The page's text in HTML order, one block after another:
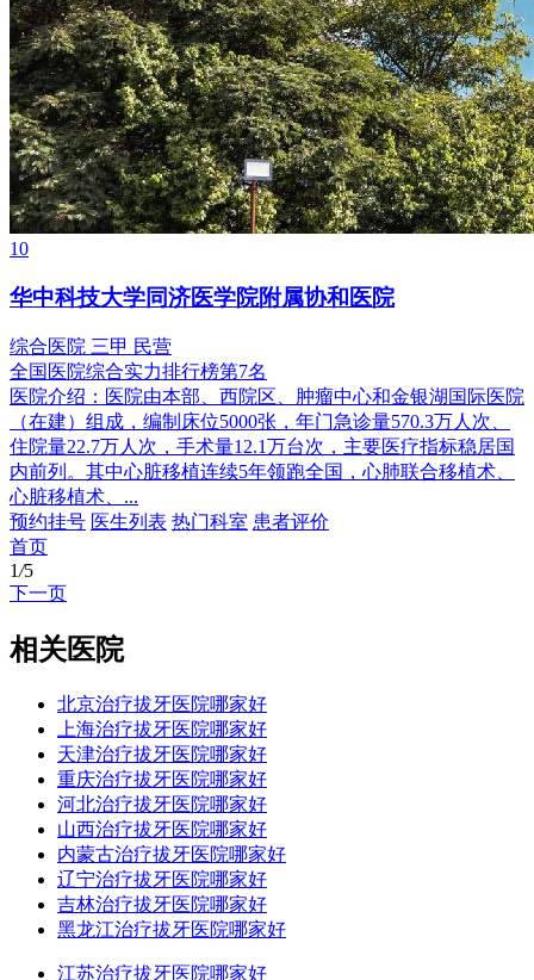
10
华中科技大学同济医学院附属协和医院
综合医院 三甲 民营
全国医院综合实力排行榜第7名
医院介绍： 医院由本部、西院区、肿瘤中心和金银湖国际医院
（在建）组成，编制床位5000张，年门急诊量570.3万人次、
住院量22.7万人次，手术量12.1万台次，主要医疗指标稳居国
内前列。其中心脏移植连续5年领跑全国，心肺联合移植术、
心脏移植术、...
预约挂号 医生列表 热门科室 患者评价
首页
1/5
下一页
相关医院
北京治疗拔牙医院哪家好
上海治疗拔牙医院哪家好
天津治疗拔牙医院哪家好
重庆治疗拔牙医院哪家好
河北治疗拔牙医院哪家好
山西治疗拔牙医院哪家好
内蒙古治疗拔牙医院哪家好
辽宁治疗拔牙医院哪家好
吉林治疗拔牙医院哪家好
黑龙江治疗拔牙医院哪家好
江苏治疗拔牙医院哪家好